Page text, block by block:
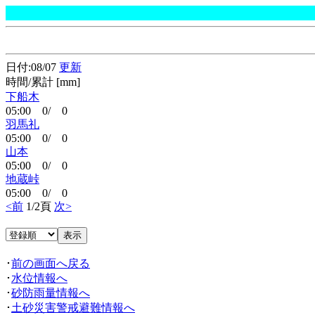
日付:08/07 更新
時間/累計 [mm]
下船木
05:00 0/ 0
羽馬礼
05:00 0/ 0
山本
05:00 0/ 0
地蔵峠
05:00 0/ 0
<前 1/2頁 次>
･前の画面へ戻る
･ 水位情報へ
･砂防雨量情報へ
･ 土砂災害警戒避難情報へ